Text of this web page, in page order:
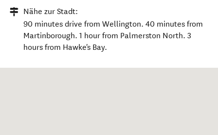
Nähe zur Stadt:
90 minutes drive from Wellington. 40 minutes from
Martinborough. 1 hour from Palmerston North. 3
hours from Hawke's Bay.